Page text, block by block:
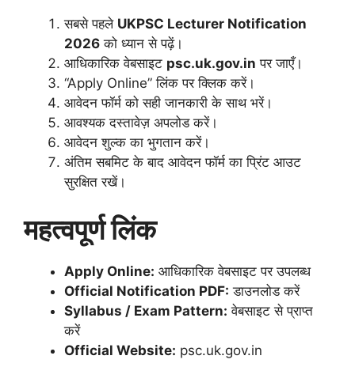
सबसे पहले UKPSC Lecturer Notification
2026 को ध्यान से पढ़ें।
आधिकारिक वेबसाइट psc.uk.gov.in पर जाएँ।
“Apply Online” लिंक पर क्लिक करें।
आवेदन फॉर्म को सही जानकारी के साथ भरें।
आवश्यक दस्तावेज़ अपलोड करें।
आवेदन शुल्क का भुगतान करें।
अंतिम सबमिट के बाद आवेदन फॉर्म का प्रिंट आउट
सुरक्षित रखें।
महत्वपूर्ण लिंक
Apply Online: आधिकारिक वेबसाइट पर उपलब्ध
Official Notification PDF: डाउनलोड करें
Syllabus / Exam Pattern: वेबसाइट से प्राप्त
करें
Official Website: psc.uk.gov.in